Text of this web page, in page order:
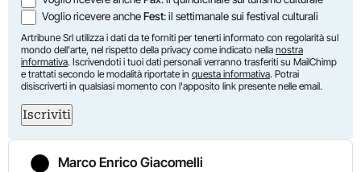
Voglio ricevere ancheFest: il settimanale sui festival culturali
Artribune Srl utilizza i dati da te forniti per tenerti informato con regolarità sul
mondo dell'arte, nel rispetto della privacy come indicato nella nostra
informativa. Iscrivendoti i tuoi dati personali verranno trasferiti su MailChimp
e trattati secondo le modalità riportate in questa informativa. Potrai
disiscriverti in qualsiasi momento con l'apposito link presente nelle email.
Iscriviti
Marco Enrico Giacomelli